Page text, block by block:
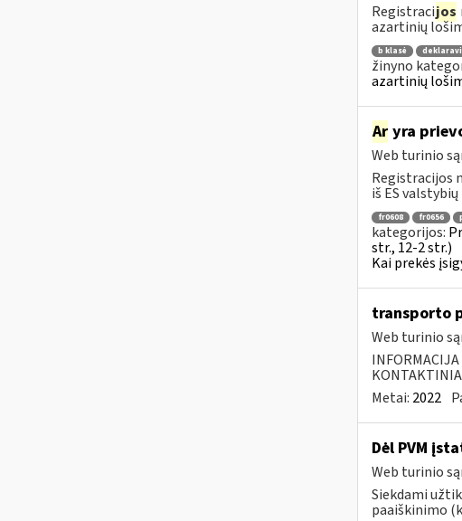
Registracijos
azartinių
b klasė
žinyno
azartinių
Aryra
Web turinio
Registracijos
iš ES
fr0608 fr0656
kategorijos:
str., 12-2 str.)
Kai prekės
transporto
Web turinio
Metai: 2022
Dėl PVM
Web turinio
Siekdami
paaiškinimo